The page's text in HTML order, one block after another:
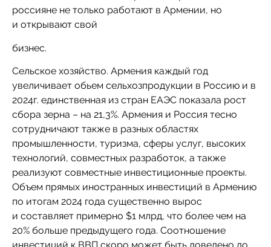
россияне не только работают в Армении, но
и открывают свой
бизнес.
Сельское хозяйство. Армения каждый год
увеличивает обьем сельхозпродукции в Россию и в
2024г. единственная из стран ЕАЭС показала рост
сбора зерна – на 21,3%. Армения и Россия тесно
сотрудничают также в разных областях
промышленности, туризма, сферы услуг, высоких
технологий, совместных разработок, а также
реализуют совместные инвестиционные проекты.
Объем прямых иностранных инвестиций в Армению
по итогам 2024 года существенно вырос
и составляет примерно $1 млрд, что более чем на
20% больше предыдущего года. Соотношение